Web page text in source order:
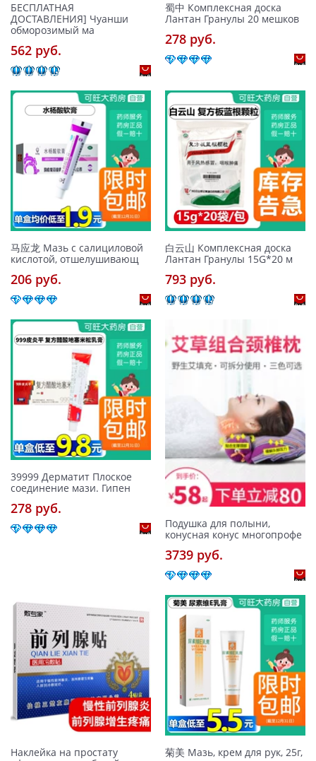
БЕСПЛАТНАЯ
ДОСТАВЛЕНИЯ] Чуанши
обморозимый ма
562 pуб.
蜀中 Комплексная доска
Лантан Гранулы 20 мешков
278 pуб.
马应龙 Мазь с салициловой
кислотой, отшелушивающ
206 pуб.
白云山 Комплексная доска
Лантан Гранулы 15G*20 м
793 pуб.
39999 Дерматит Плоское
соединение мази. Гипен
278 pуб.
Подушка для полыни,
конусная конус многопрофе
3739 pуб.
Наклейка на простату
菊美 Мазь, крем для рук, 25г,